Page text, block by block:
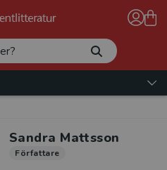
Sandra Mattsson
Författare